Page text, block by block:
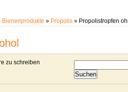
Bienenprodukte » Propolis» Propolistropfen
zu schreiben